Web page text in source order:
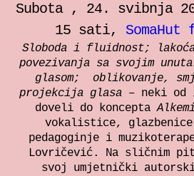
individualne
Bilježnica za
Zrinka Šimičić
Ana
Subota , 24. svibnja
15 sati,
Sloboda i fluidnost;
povezivanja sa svojim
glasom; oblikovanje,
projekcija glasa – neki od
doveli do koncepta
vokalistice,
pedagoginje i
Lovričević. Na sličnim
svoj umjetnički